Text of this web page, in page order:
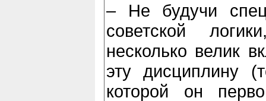
– Не будучи
советской
несколько велик
эту дисциплину
которой он